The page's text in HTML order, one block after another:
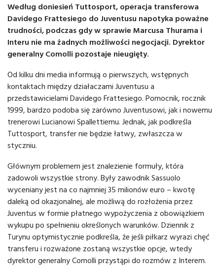
Według doniesień Tuttosport, operacja transferowa
Davidego Frattesiego do Juventusu napotyka poważne
trudności, podczas gdy w sprawie Marcusa Thurama i
Interu nie ma żadnych możliwości negocjacji. Dyrektor
generalny Comolli pozostaje nieugięty.
Od kilku dni media informują o pierwszych, wstępnych
kontaktach między działaczami Juventusu a
przedstawicielami Davidego Frattesiego. Pomocnik, rocznik
1999, bardzo podoba się zarówno Juventusowi, jak i nowemu
trenerowi Lucianowi Spallettiemu. Jednak, jak podkreśla
Tuttosport, transfer nie będzie łatwy, zwłaszcza w
styczniu.
Głównym problemem jest znalezienie formuły, która
zadowoli wszystkie strony. Były zawodnik Sassuolo
wyceniany jest na co najmniej 35 milionów euro – kwotę
daleką od okazjonalnej, ale możliwą do rozłożenia przez
Juventus w formie płatnego wypożyczenia z obowiązkiem
wykupu po spełnieniu określonych warunków. Dziennik z
Turynu optymistycznie podkreśla, że jeśli piłkarz wyrazi chęć
transferu i rozważone zostaną wszystkie opcje, wtedy
dyrektor generalny Comolli przystąpi do rozmów z Interem.